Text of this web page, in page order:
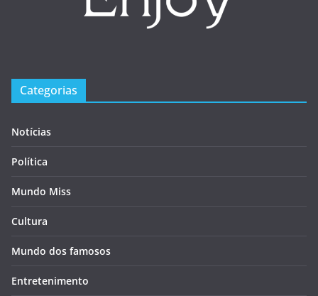
Categorias
Notícias
Política
Mundo Miss
Cultura
Mundo dos famosos
Entretenimento